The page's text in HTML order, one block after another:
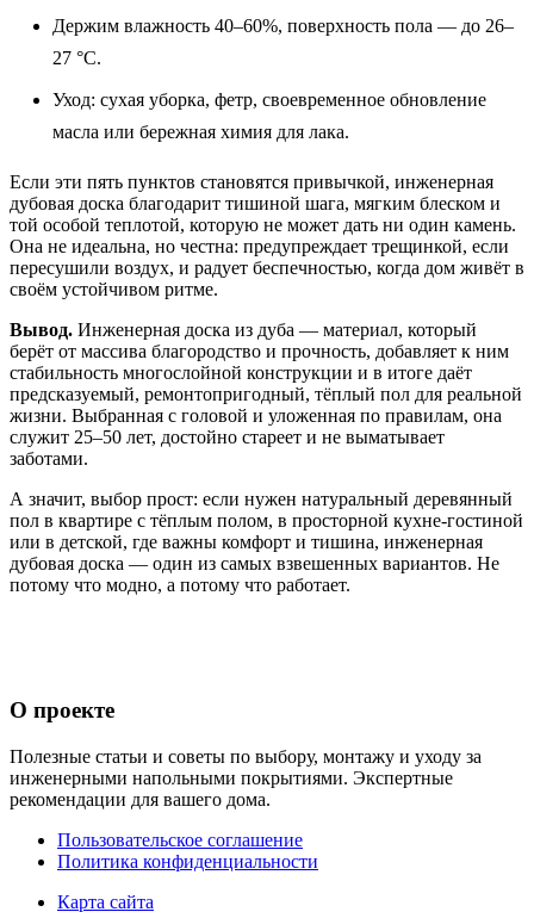
Держим влажность 40–60%, поверхность пола — до 26–
27 °C.
Уход: сухая уборка, фетр, своевременное обновление
масла или бережная химия для лака.
Если эти пять пунктов становятся привычкой, инженерная
дубовая доска благодарит тишиной шага, мягким блеском и
той особой теплотой, которую не может дать ни один камень.
Она не идеальна, но честна: предупреждает трещинкой, если
пересушили воздух, и радует беспечностью, когда дом живёт в
своём устойчивом ритме.
Вывод. Инженерная доска из дуба — материал, который
берёт от массива благородство и прочность, добавляет к ним
стабильность многослойной конструкции и в итоге даёт
предсказуемый, ремонтопригодный, тёплый пол для реальной
жизни. Выбранная с головой и уложенная по правилам, она
служит 25–50 лет, достойно стареет и не выматывает
заботами.
А значит, выбор прост: если нужен натуральный деревянный
пол в квартире с тёплым полом, в просторной кухне‑гостиной
или в детской, где важны комфорт и тишина, инженерная
дубовая доска — один из самых взвешенных вариантов. Не
потому что модно, а потому что работает.
О проекте
Полезные статьи и советы по выбору, монтажу и уходу за
инженерными напольными покрытиями. Экспертные
рекомендации для вашего дома.
Пользовательское соглашение
Политика конфиденциальности
Карта сайта